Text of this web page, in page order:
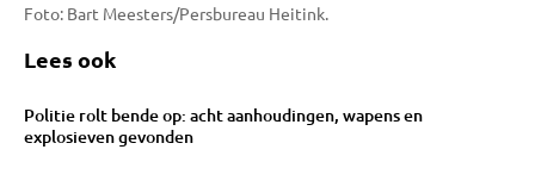
Foto: Bart Meesters/Persbureau Heitink.
Lees ook
Politie rolt bende op: acht aanhoudingen, wapens en
explosieven gevonden